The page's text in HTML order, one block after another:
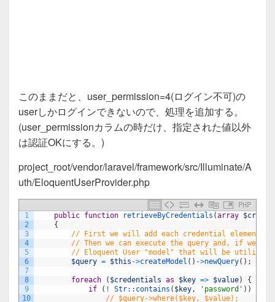
このままだと、user_permission=4(ログイン不可)の
userしかログインできないので、処理を追加する。
(user_permissionカラムの時だけ、指定された値以外
は認証OKにする。)
project_root/vendor/laravel/framework/src/Illuminate/A
uth/EloquentUserProvider.php
PHP
1
2
3
4
5
6
7
8
9
10
public function retrieveByCredentials (array
{
// First we will add each credential element to
// Then we can execute the query and, if we
// Eloquent User "model" that will be utilized
$query = $this ->createModel ( ) ->newQuery( ) ;
foreach ( $credentials as $key => $value)
{
if
( ! Str:: contains ( $key, 'password' ) )
// $query->where($key, $value);